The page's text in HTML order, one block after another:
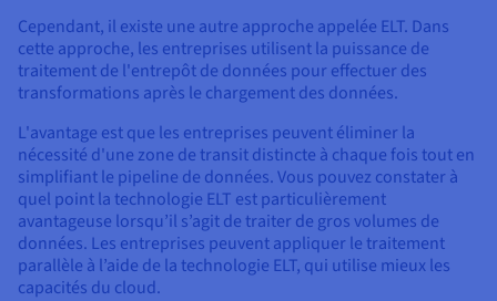
Cependant, il existe une autre approche appelée ELT. Dans
cette approche, les entreprises utilisent la puissance de
traitement de l'entrepôt de données pour effectuer des
transformations après le chargement des données.
L'avantage est que les entreprises peuvent éliminer la
nécessité d'une zone de transit distincte à chaque fois tout en
simplifiant le pipeline de données. Vous pouvez constater à
quel point la technologie ELT est particulièrement
avantageuse lorsqu’il s’agit de traiter de gros volumes de
données. Les entreprises peuvent appliquer le traitement
parallèle à l’aide de la technologie ELT, qui utilise mieux les
capacités du cloud.